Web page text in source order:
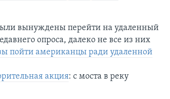
вынуждены перейти на удаленный
опроса, далеко не все из них
пойти американцы ради удаленной
акция: с моста в реку